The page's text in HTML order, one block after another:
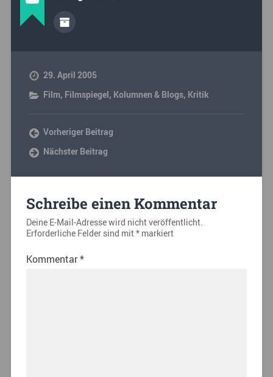
29. April 2005
Film, Filmspiegel, Kolumnen & Blogs, Kritik
Vorheriger Beitrag
Nächster Beitrag
Schreibe einen Kommentar
Deine E-Mail-Adresse wird nicht veröffentlicht.
Erforderliche Felder sind mit*markiert
Kommentar*